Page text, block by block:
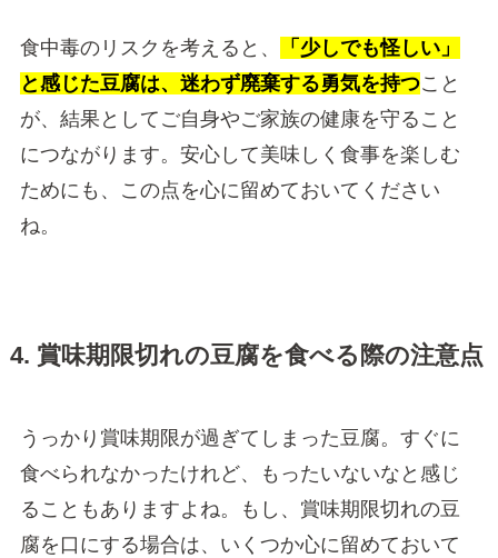
食中毒のリスクを考えると、
「少しでも怪しい」
と感じた豆腐は、迷わず廃棄する勇気を持つこと
が、結果としてご自身やご家族の健康を守ること
につながります。安心して美味しく食事を楽しむ
ためにも、この点を心に留めておいてください
ね。
4. 賞味期限切れの豆腐を食べる際の注意点
うっかり賞味期限が過ぎてしまった豆腐。すぐに
食べられなかったけれど、もったいないなと感じ
ることもありますよね。もし、賞味期限切れの豆
腐を口にする場合は、いくつか心に留めておいて